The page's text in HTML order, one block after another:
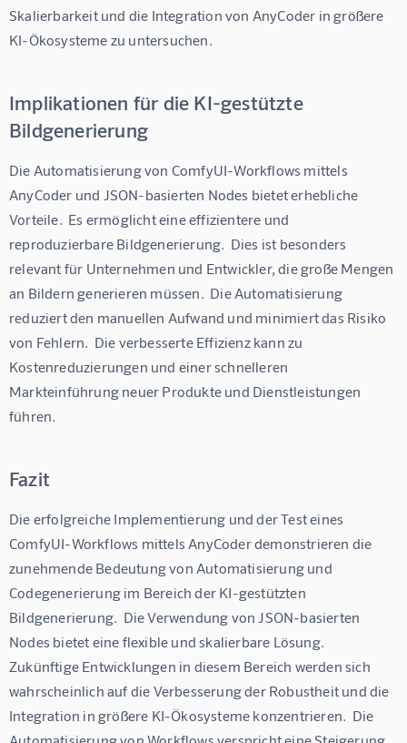
Skalierbarkeit und die Integration von AnyCoder in größere
KI-Ökosysteme zu untersuchen.
Implikationen für die KI-gestützte
Bildgenerierung
Die Automatisierung von ComfyUI-Workflows mittels
AnyCoder und JSON-basierten Nodes bietet erhebliche
Vorteile.  Es ermöglicht eine effizientere und
reproduzierbare Bildgenerierung.  Dies ist besonders
relevant für Unternehmen und Entwickler, die große Mengen
an Bildern generieren müssen.  Die Automatisierung
reduziert den manuellen Aufwand und minimiert das Risiko
von Fehlern.  Die verbesserte Effizienz kann zu
Kostenreduzierungen und einer schnelleren
Markteinführung neuer Produkte und Dienstleistungen
führen.
Fazit
Die erfolgreiche Implementierung und der Test eines
ComfyUI-Workflows mittels AnyCoder demonstrieren die
zunehmende Bedeutung von Automatisierung und
Codegenerierung im Bereich der KI-gestützten
Bildgenerierung.  Die Verwendung von JSON-basierten
Nodes bietet eine flexible und skalierbare Lösung.
Zukünftige Entwicklungen in diesem Bereich werden sich
wahrscheinlich auf die Verbesserung der Robustheit und die
Integration in größere KI-Ökosysteme konzentrieren.  Die
Automatisierung von Workflows verspricht eine Steigerung